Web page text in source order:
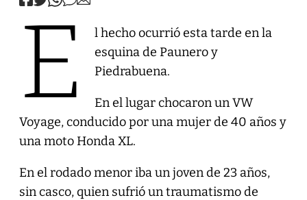
E
l hecho ocurrió esta tarde en la
esquina de Paunero y
Piedrabuena.
En el lugar chocaron un VW
Voyage, conducido por una mujer de 40 años y
una moto Honda XL.
En el rodado menor iba un joven de 23 años,
sin casco, quien sufrió un traumatismo de